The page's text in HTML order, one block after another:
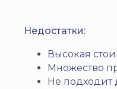
Недостатки:
Высокая
Множество
Не подходит